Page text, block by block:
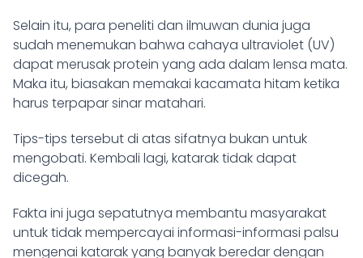
Selain itu, para peneliti dan ilmuwan dunia juga
sudah menemukan bahwa cahaya ultraviolet (UV)
dapat merusak protein yang ada dalam lensa mata.
Maka itu, biasakan memakai kacamata hitam ketika
harus terpapar sinar matahari.
Tips-tips tersebut di atas sifatnya bukan untuk
mengobati. Kembali lagi, katarak tidak dapat
dicegah.
Fakta ini juga sepatutnya membantu masyarakat
untuk tidak mempercayai informasi-informasi palsu
mengenai katarak yang banyak beredar dengan